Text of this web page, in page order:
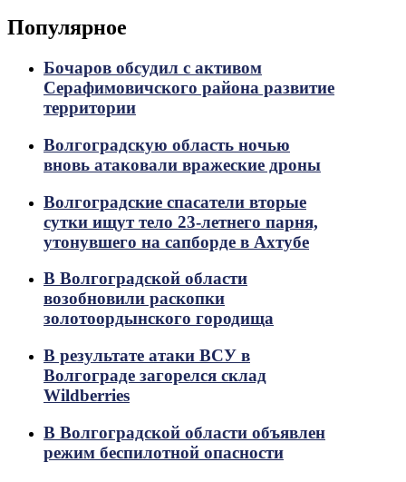
Популярное
Бочаров обсудил с активом
Серафимовичского района развитие
территории
Волгоградскую область ночью
вновь атаковали вражеские дроны
Волгоградские спасатели вторые
сутки ищут тело 23-летнего парня,
утонувшего на сапборде в Ахтубе
В Волгоградской области
возобновили раскопки
золотоордынского городища
В результате атаки ВСУ в
Волгограде загорелся склад
Wildberries
В Волгоградской области объявлен
режим беспилотной опасности